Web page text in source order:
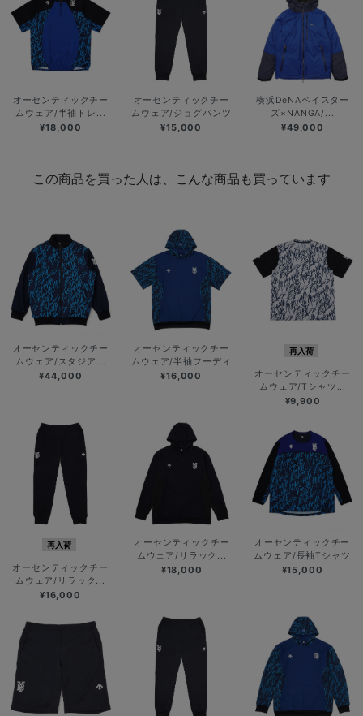
オーセンティックチー
ムウェア/半袖トレ...
¥18,000
オーセンティックチー
ムウェア/ジョグパンツ
¥15,000
横浜DeNAベイスター
ズ×NANGA/...
¥49,000
この商品を買った人は、こんな商品も買っています
オーセンティックチー
ムウェア/スタジア...
¥44,000
オーセンティックチー
ムウェア/半袖フーディ
¥16,000
再入荷
オーセンティックチー
ムウェア/Tシャツ...
¥9,900
再入荷
オーセンティックチー
ムウェア/リラック...
¥16,000
オーセンティックチー
ムウェア/リラック...
¥18,000
オーセンティックチー
ムウェア/長袖Tシャツ
¥15,000